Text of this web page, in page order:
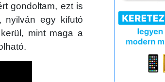
gondoltam, ezt is
nyilván egy kifutó
mint maga a